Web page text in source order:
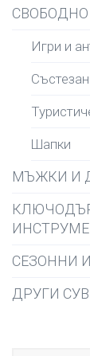
Игри и
Шапки
МЪЖКИ И
СЕЗОННИ
ДРУГИ